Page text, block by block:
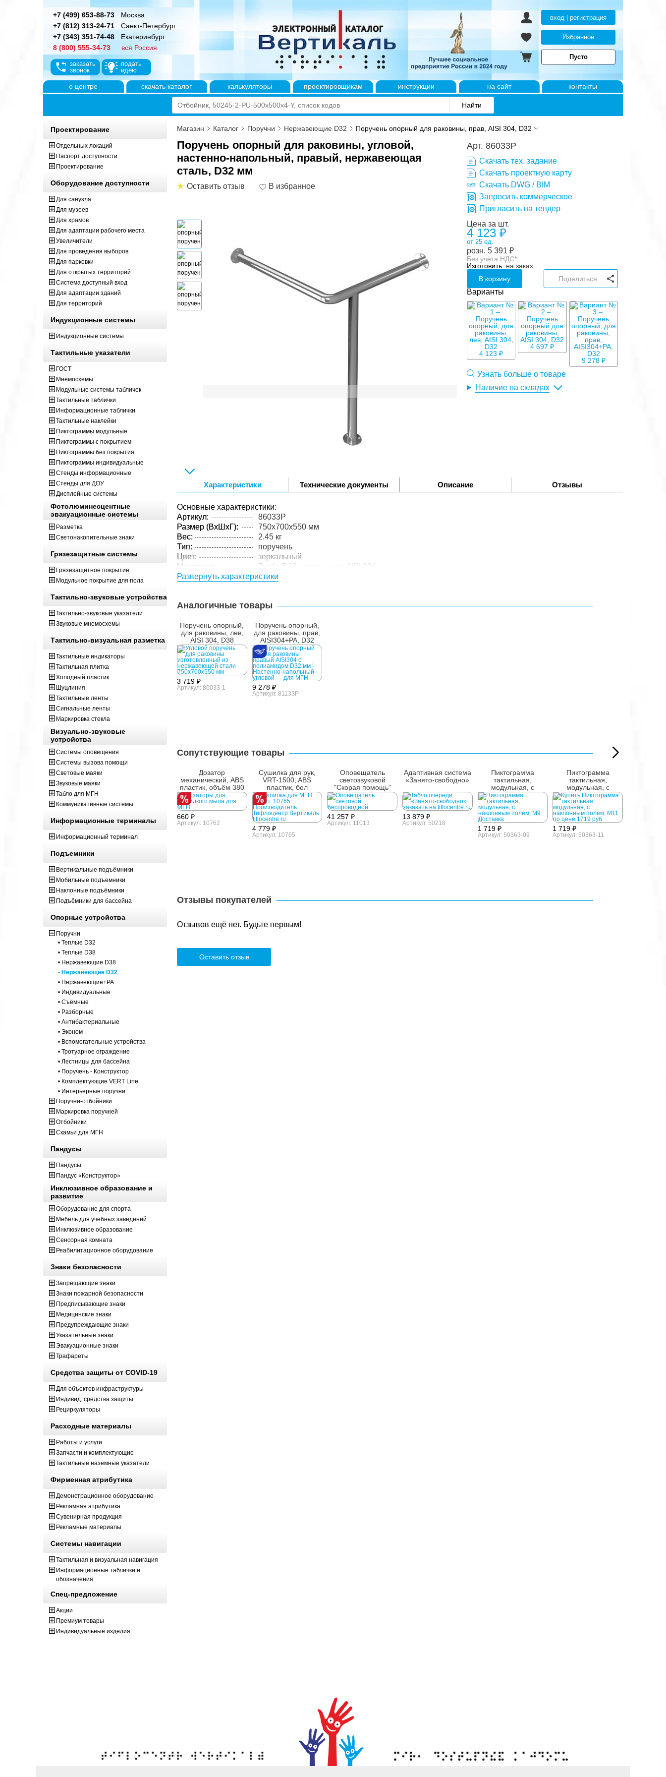
+7 (499) 653-88-73
Москва
+7 (812) 313-24-71
Санкт-Петербург
+7 (343) 351-74-48
Екатеринбург
8 (800) 555-34-73
вся Россия
заказать
звонок
подать
идею
вход | регистрация
Избранное
Пусто
о центре скачать каталог калькуляторы проектировщикам инструкции на сайт контакты
Магазин Каталог Поручни Нержавеющие D32 Поручень опорный для раковины, прав, AISI 304, D32
Поручень опорный для раковины, угловой,
настенно-напольный, правый, нержавеющая
сталь, D32 мм
Оставить отзыв
Арт. 86033P
Скачать тех. задание
Скачать проектную карту
Скачать DWG / BIM
Запросить коммерческое
Пригласить на тендер
Цена за шт.
4 123 ₽
от 25 ед.
розн. 5 391 ₽
Без учёта НДС*
Изготовить: на заказ
В корзину
Поделиться
Варианты
4 123 ₽
4 697 ₽
9 278 ₽
Узнать больше о товаре
Наличие на складах
Характеристики Технические документы Описание Отзывы
Основные характеристики:
Артикул:
86033P
Размер (ВxШxГ):
750x700x550 мм
Вес:
2.45 кг
Тип:
поручень
Цвет:
зеркальный
Материал:
Труба D32, нерж. cталь AISI 304
Параметры упакованного товара:
Вес:
Кол-во изделий в
упаковке:
1 шт.
Развернуть характеристики
Аналогичные товары
Поручень опорный,
для раковины, лев,
AISI 304, D38
3 719 ₽
Артикул: 80033-1
Поручень опорный,
для раковины, прав,
AISI304+PA, D32
9 278 ₽
Артикул: 81133P
Сопутствующие товары
Дозатор
механический, ABS
пластик, объём 380
мл, серый
660 ₽
Артикул: 10762
Сушилка для рук,
VRT-1500, ABS
пластик, бел
4 779 ₽
Артикул: 10765
Оповещатель
светозвуковой
"Скорая помощь"
41 257 ₽
Артикул: 11013
Адаптивная система
«Занято-свободно»
13 879 ₽
Артикул: 50218
Пиктограмма
тактильная,
модульная, с
наклонным полем,
М9
1 719 ₽
Артикул: 50363-09
Пиктограмма
тактильная,
модульная, с
наклонным полем,
М11
1 719 ₽
Артикул: 50363-11
Отзывы покупателей
Отзывов ещё нет. Будьте первым!
Оставить отзыв
Проектирование
Отдельных локаций
Паспорт доступности
Проектирование
Оборудование доступности
Для санузла
Для музеев
Для храмов
Для адаптации рабочего места
Увеличители
Для проведения выборов
Для парковки
Для открытых территорий
Система доступный вход
Для адаптации зданий
Для территорий
Индукционные системы
Индукционные системы
Тактильные указатели
ГОСТ
Мнемосхемы
Модульные системы табличек
Тактильные таблички
Информационные таблички
Тактильные наклейки
Пиктограммы модульные
Пиктограммы с покрытием
Пиктограммы без покрытия
Пиктограммы индивидуальные
Стенды информационные
Стенды для ДОУ
Дисплейные системы
Фотолюминесцентные
эвакуационные системы
Разметка
Светонакопительные знаки
Грязезащитные системы
Грязезащитное покрытие
Модульное покрытие для пола
Тактильно-звуковые устройства
Тактильно-звуковые указатели
Звуковые мнемосхемы
Тактильно-визуальная разметка
Тактильные индикаторы
Тактильная плитка
Холодный пластик
Шуцлиния
Тактильные ленты
Сигнальные ленты
Маркировка стекла
Визуально-звуковые
устройства
Системы оповещения
Системы вызова помощи
Световые маяки
Звуковые маяки
Табло для МГН
Коммуникативные системы
Информационные терминалы
Информационный терминал
Подъемники
Вертикальные подъёмники
Мобильные подъемники
Наклонные подъёмники
Подъёмники для бассейна
Опорные устройства
Поручни
• Теплые D32
• Теплые D38
• Нержавеющие D38
• Нержавеющие D32
• Нержавеющие+PA
• Индивидуальные
• Съёмные
• Разборные
• Антибактериальные
• Эконом
• Вспомогательные устройства
• Тротуарное ограждение
• Лестницы для бассейна
• Поручень - Конструктор
• Комплектующие VERT Line
• Интерьерные поручни
Поручни-отбойники
Маркировка поручней
Отбойники
Скамьи для МГН
Пандусы
Пандусы
Пандус «Конструктор»
Инклюзивное образование и
развитие
Оборудование для спорта
Мебель для учебных заведений
Инклюзивное образование
Сенсорная комната
Реабилитационное оборудование
Знаки безопасности
Запрещающие знаки
Знаки пожарной безопасности
Предписывающие знаки
Медицинские знаки
Предупреждающие знаки
Указательные знаки
Эвакуационные знаки
Трафареты
Средства защиты от COVID-19
Для объектов инфраструктуры
Индивид. средства защиты
Рециркуляторы
Расходные материалы
Работы и услуги
Запчасти и комплектующие
Тактильные наземные указатели
Фирменная атрибутика
Демонстрационное оборудование
Рекламная атрибутика
Сувенирная продукция
Рекламные материалы
Системы навигации
Тактильная и визуальная навигация
Информационные таблички и
обозначения
Спец-предложение
Акции
Премиум товары
Индивидуальные изделия